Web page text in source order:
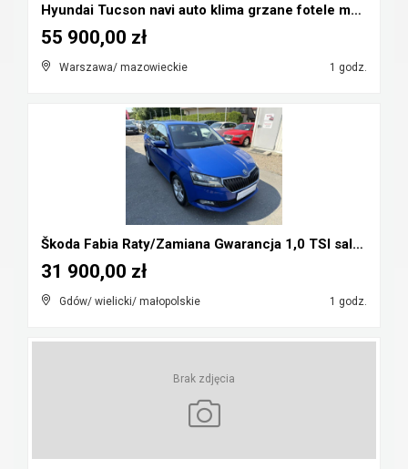
Hyundai Tucson navi auto klima grzane fotele manua...
Warszawa/ mazowieckie 1 godz.
55 900,00 zł
Škoda Fabia Raty/Zamiana Gwarancja 1,0 TSI salon P...
Gdów/ wielicki/ małopolskie 1 godz.
31 900,00 zł
Brak zdjęcia